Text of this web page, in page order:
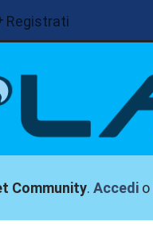
Registrati
Community.Accedi o